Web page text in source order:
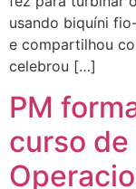
usando biquíni
e compartilhou
celebrou […]
PM
curso